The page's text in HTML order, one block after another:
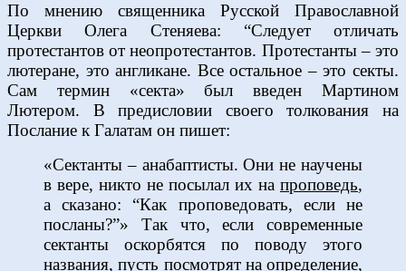
По мнению священника Русской Православной
Церкви Олега Стеняева: “Следует отличать
протестантов от неопротестантов. Протестанты – это
лютеране, это англикане. Все остальное – это секты.
Сам термин «секта» был введен Мартином
Лютером. В предисловии своего толкования на
Послание к Галатам он пишет:
«Сектанты – анабаптисты. Они не научены
в вере, никто не посылал их на проповедь,
а сказано: “Как проповедовать, если не
посланы?”» Так что, если современные
сектанты оскорбятся по поводу этого
названия, пусть посмотрят на определение,